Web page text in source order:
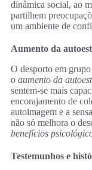
dinâmica social, ao
partilhem
um ambiente de
Aumento da
O desporto em
o aumento da
sentem-se mais
encorajamento de
autoimagem e a
não só melhora o
benefícios
Testemunhos e